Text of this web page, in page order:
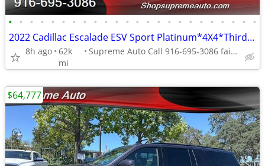
• • • • • • • • • • • • • • • • • • • • • • • •
2022 Cadillac Escalade ESV Sport Platinum*4X4*Third Row Seats*Loaded*
8h ago 62k
mi
Supreme Auto Call 916-695-3086 fair oaks
$64,777